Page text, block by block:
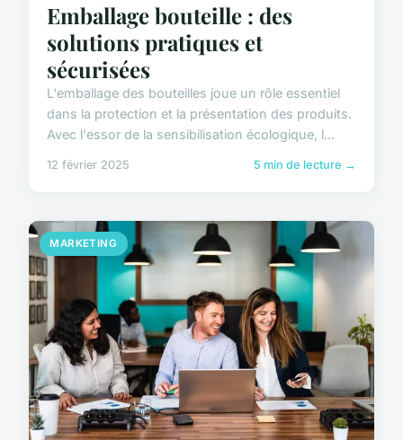
Emballage bouteille : des
solutions pratiques et
sécurisées
L'emballage des bouteilles joue un rôle essentiel
dans la protection et la présentation des produits.
Avec l'essor de la sensibilisation écologique, l...
12 février 2025 5 min de lecture →
MARKETING